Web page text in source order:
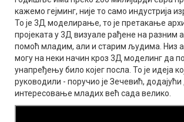
кажемо гејминг, није то само индустрија
То је 3Д моделирање, то је претакање
пројеката у 3Д визуале рађене на разним
помоћ младим, али и старим људима. Низ
могу на неки начин кроз 3Д моделинг да
унапређењу било којег посла. То је идеја
руководили - поручио је Зечевић, додајући
интересовање младих већ сада велико.